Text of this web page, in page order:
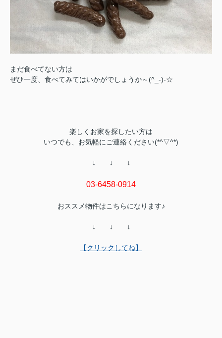
まだ食べてない方は
ぜひ一度、食べてみてはいかがでしょうか～(^_-)-☆
楽しくお家を探したい方は
いつでも、お気軽にご連絡ください(*^▽^*)
↓ ↓ ↓
03-6458-0914
おススメ物件はこちらになります♪
↓ ↓ ↓
【クリックしてね】